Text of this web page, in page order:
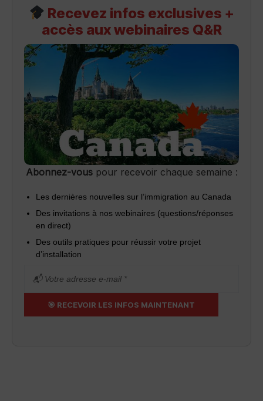
Recevez infos exclusives +
accès aux webinaires Q&R
Abonnez-vouspour recevoir chaque semaine :
Les dernières nouvelles sur l’immigration au Canada
Des invitations à nos webinaires (questions/réponses
en direct)
Des outils pratiques pour réussir votre projet
d’installation